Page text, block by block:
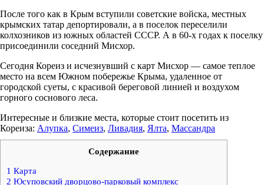
После того как в Крым вступили советские войска, местных
крымских татар депортировали, а в поселок переселили
колхозников из южных областей СССР. А в 60-х годах к поселку
присоединили соседний Мисхор.
Сегодня Кореиз и исчезнувший с карт Мисхор — самое теплое
место на всем Южном побережье Крыма, удаленное от
городской суеты, с красивой береговой линией и воздухом
горного соснового леса.
Интересные и близкие места, которые стоит посетить из
Кореиза: Алупка, Симеиз, Ливадия, Ялта, Массандра
Содержание
1 Карта
2 Юсуповский дворцово-парковый комплекс